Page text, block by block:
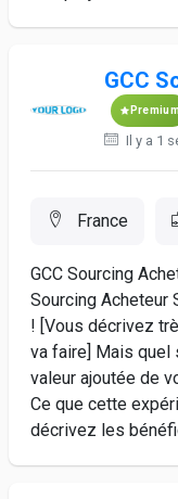
GCC
Premium
Il y a 1
France
GCC Sourcing
Sourcing Acheteur
! [Vous décrivez
va faire] Mais quel
valeur ajoutée de
Ce que cette
décrivez les